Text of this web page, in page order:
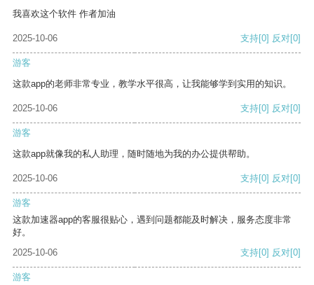
我喜欢这个软件 作者加油
2025-10-06 支持[0] 反对[0]
游客
这款app的老师非常专业，教学水平很高，让我能够学到实用的知识。
2025-10-06 支持[0] 反对[0]
游客
这款app就像我的私人助理，随时随地为我的办公提供帮助。
2025-10-06 支持[0] 反对[0]
游客
这款加速器app的客服很贴心，遇到问题都能及时解决，服务态度非常
好。
2025-10-06
支持[0] 反对[0]
游客